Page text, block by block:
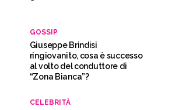
GOSSIP
Giuseppe Brindisi
ringiovanito, cosa è successo
al volto del conduttore di
“Zona Bianca”?
CELEBRITÀ